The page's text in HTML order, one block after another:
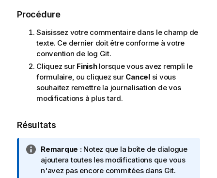
Procédure
Saisissez votre commentaire dans le champ de
texte. Ce dernier doit être conforme à votre
convention de log Git.
Cliquez sur Finishlorsque vous avez rempli le
formulaire, ou cliquez sur Cancelsi vous
souhaitez remettre la journalisation de vos
modifications à plus tard.
Résultats
N
o
t
Remarque :Notez que la boîte de dialogue
ajoutera toutes les modifications que vous
n'avez pas encore commitées dans Git.